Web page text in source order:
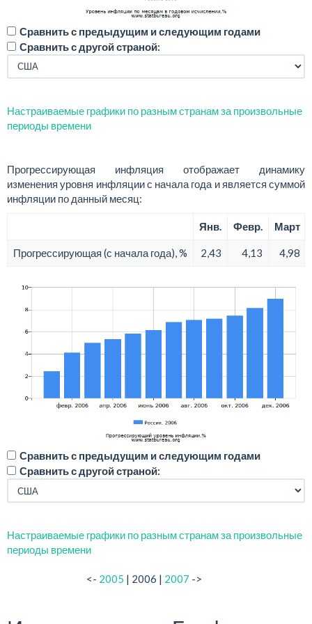
Сравнить с предыдущим и следующим годами
Сравнить с другой страной:
Настраиваемые графики по разным странам за произвольные
периоды времени
Прогрессирующая инфляция отображает динамику
изменения уровня инфляции с начала года и является суммой
инфляции по данный месяц:
Янв. Февр. Март
Прогрессирующая (с начала года), % 2,43 4,13 4,98
Сравнить с предыдущим и следующим годами
Сравнить с другой страной:
Настраиваемые графики по разным странам за произвольные
периоды времени
<- 2005 | 2006 | 2007 ->